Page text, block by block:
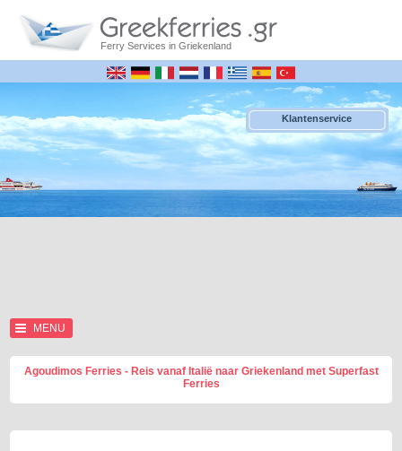
Ferry Services in Griekenland
Klantenservice
MENU
Agoudimos Ferries - Reis vanaf Italië naar Griekenland met Superfast
Ferries